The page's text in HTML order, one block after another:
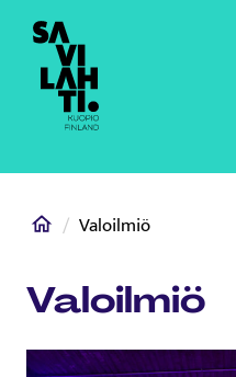
Etusivulle
HomeValoilmiö
Valoilmiö